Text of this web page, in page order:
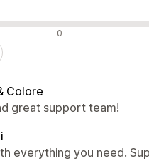
0
Colore
great support team!
everything you need.